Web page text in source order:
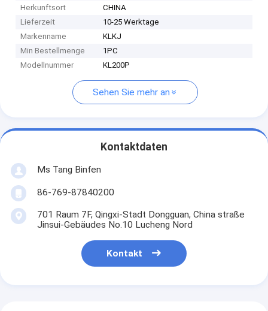
Herkunftsort
CHINA
Lieferzeit
10-25 Werktage
Markenname
KLKJ
Min Bestellmenge
1PC
Modellnummer
KL200P
Sehen Sie mehr an
Kontaktdaten
Ms Tang Binfen
86-769-87840200
701 Raum 7F, Qingxi-Stadt Dongguan, China straße
Jinsui-Gebäudes No.10 Lucheng Nord
Kontakt